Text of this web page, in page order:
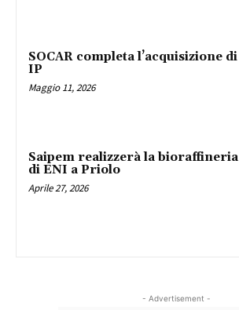
SOCAR completa l’acquisizione di
IP
Maggio 11, 2026
Saipem realizzerà la bioraffineria
di ENI a Priolo
Aprile 27, 2026
- Advertisement -